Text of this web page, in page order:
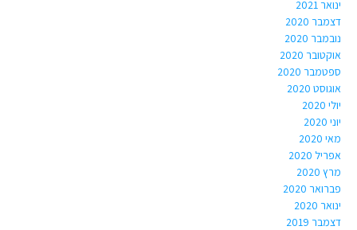
ינואר 2021
דצמבר 2020
נובמבר 2020
אוקטובר 2020
ספטמבר 2020
אוגוסט 2020
יולי 2020
יוני 2020
מאי 2020
אפריל 2020
מרץ 2020
פברואר 2020
ינואר 2020
דצמבר 2019